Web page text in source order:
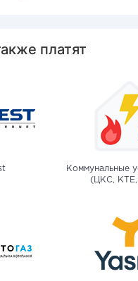
платят
Коммунальные
(ЦКС,